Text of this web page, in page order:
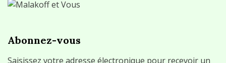
Abonnez-vous
Saisissez votre adresse électronique pour recevoir un